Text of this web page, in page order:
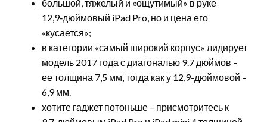
большой, тяжелый и «ощутимый» в руке
12,9‑дюймовый iPad Pro, но и цена его
«кусается»;
в категории «самый широкий корпус» лидирует
модель 2017 года с диагональю 9.7 дюймов –
ее толщина 7,5 мм, тогда как у 12,9-дюймовой –
6,9 мм.
хотите гаджет потоньше – присмотритесь к